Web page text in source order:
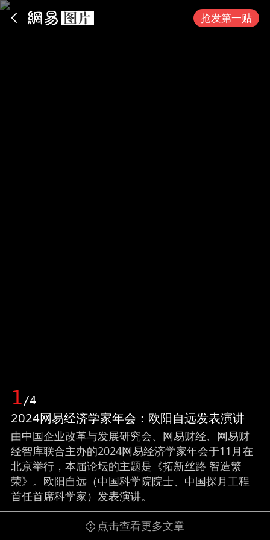
抢发第一贴
1/4
2024网易经济学家年会：欧阳自远发表演讲
由中国企业改革与发展研究会、网易财经、网易财
经智库联合主办的2024网易经济学家年会于11月在
北京举行，本届论坛的主题是《拓新丝路 智造繁
荣》。欧阳自远（中国科学院院士、中国探月工程
首任首席科学家）发表演讲。
点击查看更多文章
App内打开